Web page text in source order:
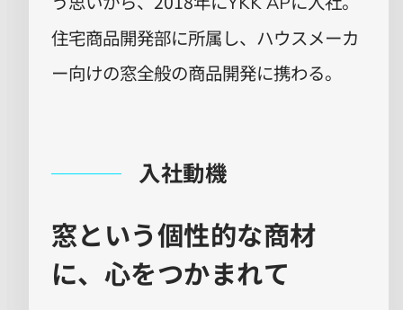
住宅商品開発部に所属し、ハウスメーカ
ー向けの窓全般の商品開発に携わる。
入社動機
窓という個性的な商材
に、心をつかまれて